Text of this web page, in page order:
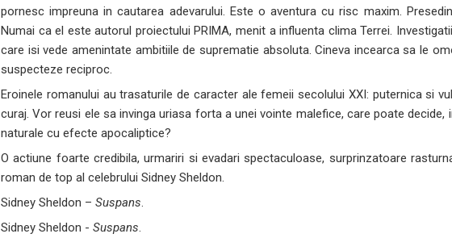
pornesc impreuna in cautarea adevarului. Este o aventura cu risc maxim.
Numai ca el este autorul proiectului PRIMA, menit a influenta clima Terrei.
care isi vede amenintate ambitiile de suprematie absoluta. Cineva incearca sa le
suspecteze reciproc.
Eroinele romanului au trasaturile de caracter ale femeii secolului XXI: puternica si
curaj. Vor reusi ele sa invinga uriasa forta a unei vointe malefice, care poate
naturale cu efecte apocaliptice?
O actiune foarte credibila, urmariri si evadari spectaculoase, surprinzatoare
roman de top al celebrului Sidney Sheldon.
Sidney Sheldon – Suspans
Sidney Sheldon - Suspans